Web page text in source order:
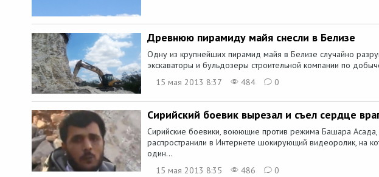
Древнюю пирамиду майя снесли в Белизе
Одну из крупнейших пирамид майя в Белизе случайно
экскаваторы и бульдозеры строительной компании по
15 мая 2013 8:37
484 0
Сирийский боевик вырезал и съел сердце
Сирийские боевики, воюющие против режима Башара Асада,
распространили в Интернете шокирующий видеоролик, на
один...
15 мая 2013 8:35
486 0